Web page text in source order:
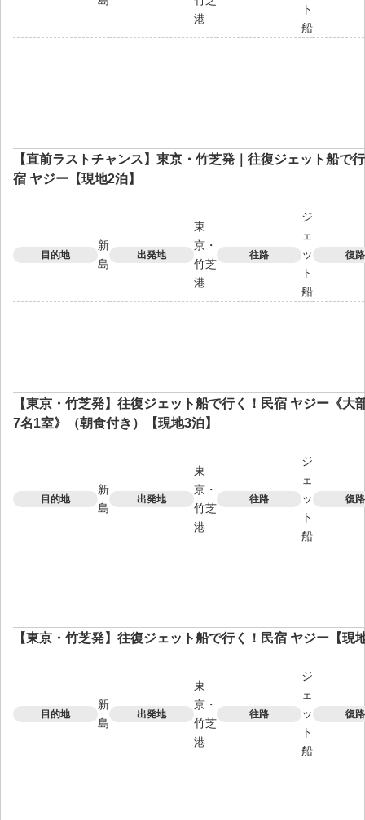
港
ト
船
【直前ラストチャンス】東京・竹芝発｜往復ジェット船で
宿 ヤジー【現地2泊】
目的地
新
島
出発地
東
京・
竹芝
港
往路
ジ
ェ
ッ
ト
船
復路
【東京・竹芝発】往復ジェット船で行く！民宿 ヤジー《大
7名1室》（朝食付き）【現地3泊】
目的地
新
島
出発地
東
京・
竹芝
港
往路
ジ
ェ
ッ
ト
船
復路
【東京・竹芝発】往復ジェット船で行く！民宿 ヤジー【現
目的地
新
島
出発地
東
京・
竹芝
港
往路
ジ
ェ
ッ
ト
船
復路